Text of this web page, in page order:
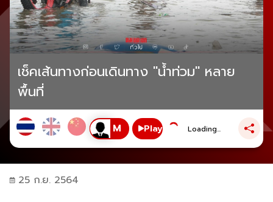
เช็คเส้นทางก่อนเดินทาง "น้ำท่วม" หลาย
พื้นที่
Play Loading...
25 ก.ย. 2564